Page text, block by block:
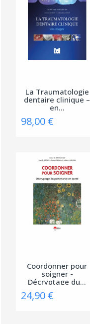
La Traumatologie
dentaire clinique –
en...
98,00 €
Coordonner pour
soigner -
Décryptage du...
24,90 €